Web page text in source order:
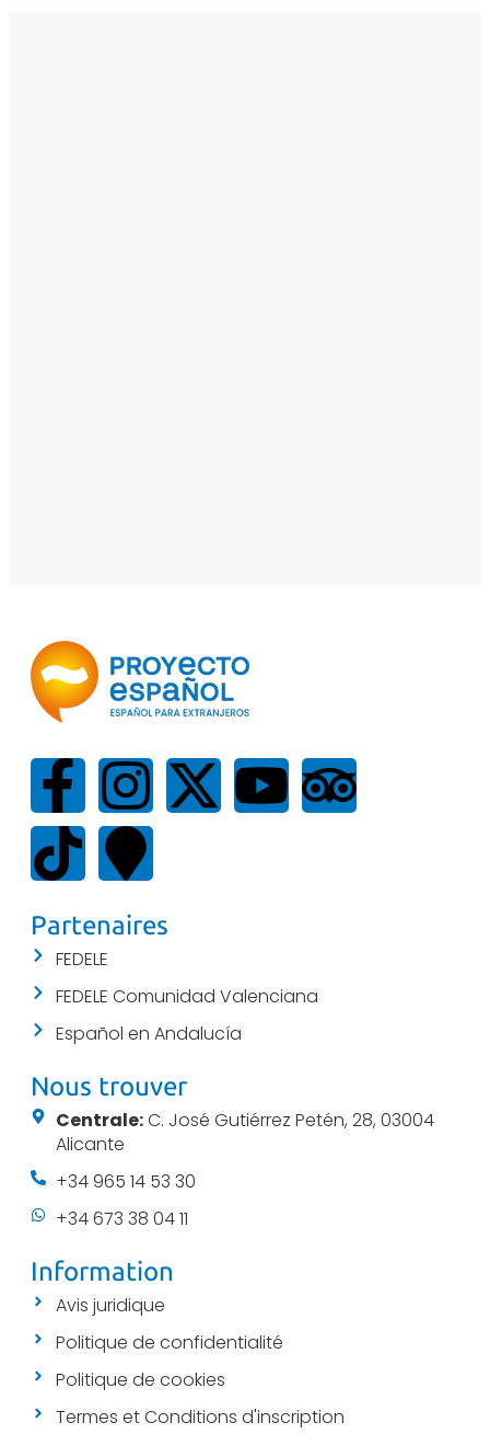
Partenaires
FEDELE
FEDELE Comunidad Valenciana
Español en Andalucía
Nous trouver
Centrale:C. José Gutiérrez Petén, 28, 03004
Alicante
+34 965 14 53 30
+34 673 38 04 11
Information
Avis juridique
Politique de confidentialité
Politique de cookies
Termes et Conditions d'inscription